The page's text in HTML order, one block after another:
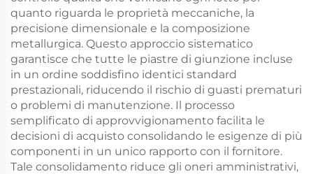
quanto riguarda le proprietà meccaniche, la
precisione dimensionale e la composizione
metallurgica. Questo approccio sistematico
garantisce che tutte le piastre di giunzione incluse
in un ordine soddisfino identici standard
prestazionali, riducendo il rischio di guasti prematuri
o problemi di manutenzione. Il processo
semplificato di approvvigionamento facilita le
decisioni di acquisto consolidando le esigenze di più
componenti in un unico rapporto con il fornitore.
Tale consolidamento riduce gli oneri amministrativi,